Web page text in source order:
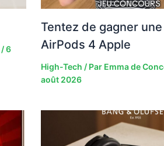
/6
Tentez de gagner
AirPods 4 Apple
High-Tech / Par Emma de
août 2026